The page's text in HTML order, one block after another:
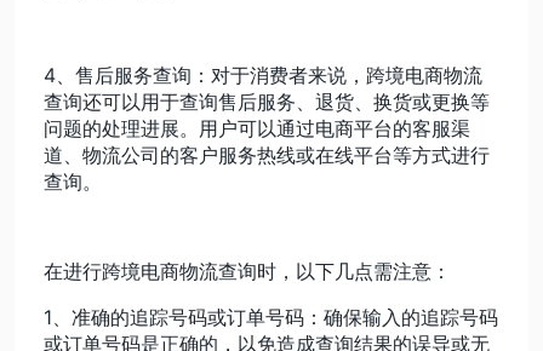
4、售后服务查询：对于消费者来说，跨境电商物流
查询还可以用于查询售后服务、退货、换货或更换等
问题的处理进展。用户可以通过电商平台的客服渠
道、物流公司的客户服务热线或在线平台等方式进行
查询。
在进行跨境电商物流查询时，以下几点需注意：
1、准确的追踪号码或订单号码：确保输入的追踪号码
或订单号码是正确的，以免造成查询结果的误导或无